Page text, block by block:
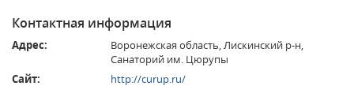
Контактная информация
Адрес:
Воронежская область, Лискинский р-н,
Санаторий им. Цюрупы
Сайт:
http://curup.ru/